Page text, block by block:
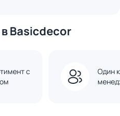
Basicdecor
с
Один